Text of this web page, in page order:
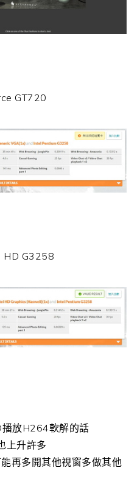
GT720
HD G3258
放H264軟解的話
上升許多
再多開其他視窗多做其他